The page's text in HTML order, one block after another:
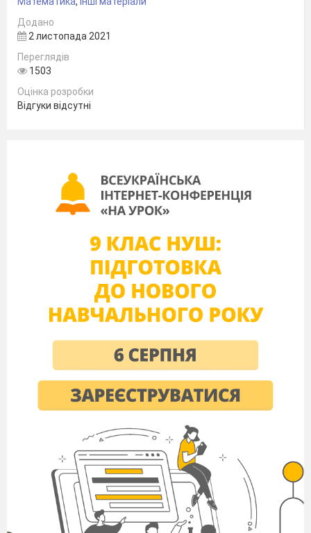
Додано
2 листопада 2021
Переглядів
1503
Оцінка розробки
Відгуки відсутні